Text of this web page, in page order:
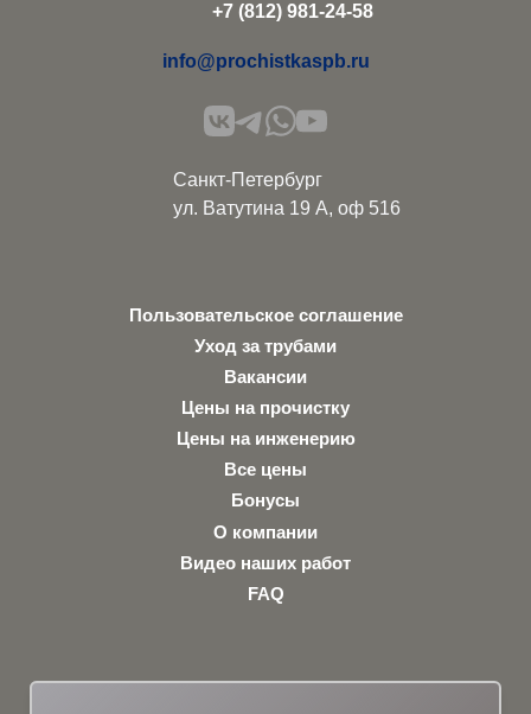
+7 (812) 981-24-58
info@prochistkaspb.ru
Санкт-Петербург
ул. Ватутина 19 А, оф 516
Пользовательское соглашение
Уход за трубами
Вакансии
Цены на прочистку
Цены на инженерию
Все цены
Бонусы
О компании
Видео наших работ
FAQ